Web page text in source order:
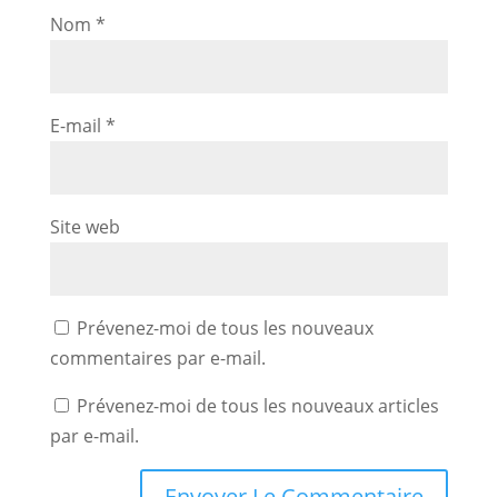
Nom *
E-mail *
Site web
Prévenez-moi de tous les nouveaux
commentaires par e-mail.
Prévenez-moi de tous les nouveaux articles
par e-mail.